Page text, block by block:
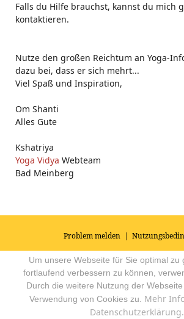
Falls du Hilfe brauchst, kannst du mich
kontaktieren.
Nutze den großen Reichtum an Yoga-
dazu bei, dass er sich mehrt...
Viel Spaß und Inspiration,
Om Shanti
Alles Gute
Kshatriya
Yoga Vidya Webteam
Bad Meinberg
Problem melden |
© 2026Impressum|Datenschutz|AGB's|
Forum für Yoga, Meditation und Ayurveda
Um unsere Webseite für Sie optimal zu
fortlaufend verbessern zu können,
Durch die weitere Nutzung der
Verwendung von Cookies zu. Mehr
Datenschutzerklärung.